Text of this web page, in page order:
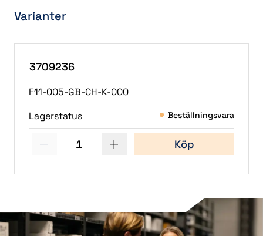
Varianter
3709236
F11-005-GB-CH-K-000
Lagerstatus
Beställningsvara
1 Köp